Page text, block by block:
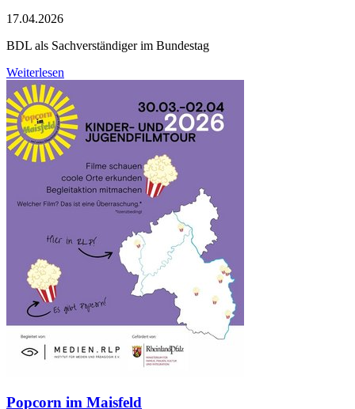
17.04.2026
BDL als Sachverständiger im Bundestag
Weiterlesen
Popcorn im Maisfeld